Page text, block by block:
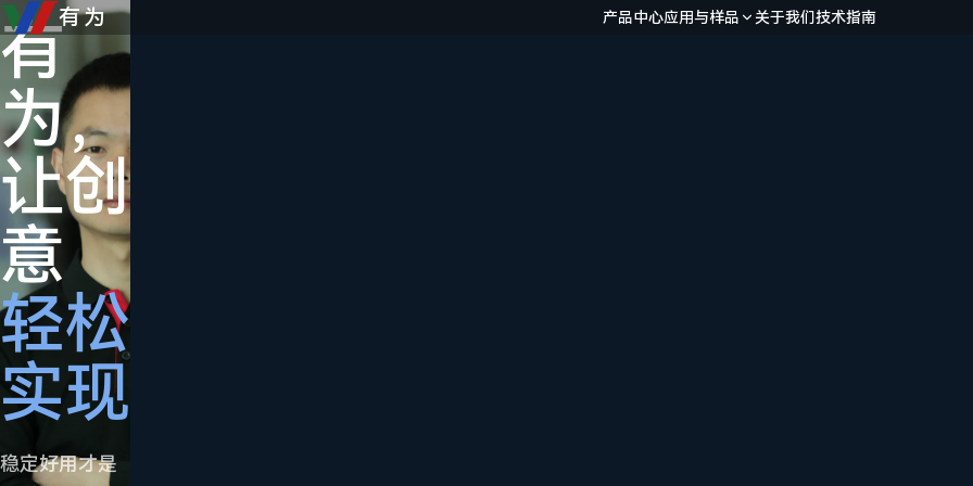
有为 产品中心应用与样品 关于我们技术指南
源头制造 · 始
于2015
总
有
一
款
适
合
有
为，
让创
意
轻松
实现
稳定好用才是
成
交
只
是
合
作
的